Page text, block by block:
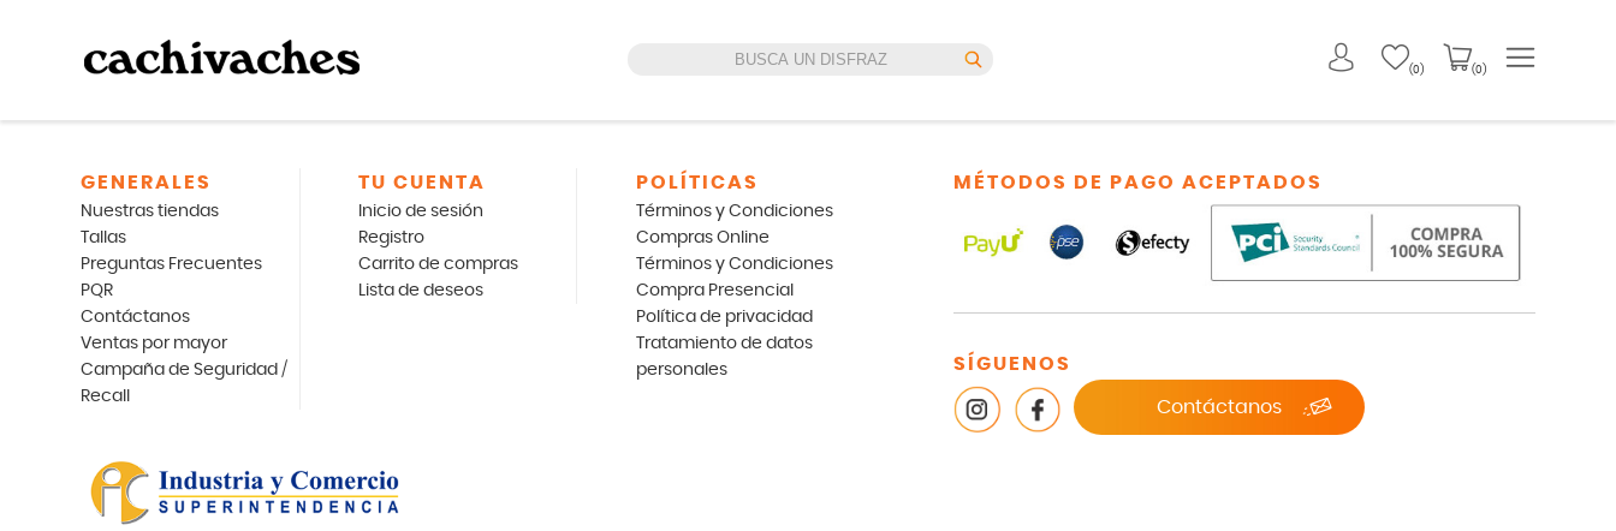
(0) (0)
GENERALES
Nuestras tiendas
Tallas
Preguntas Frecuentes
PQR
Contáctanos
Ventas por mayor
Campaña de Seguridad /
Recall
TU CUENTA
Inicio de sesión
Registro
Carrito de compras
Lista de deseos
POLÍTICAS
Términos y Condiciones
Compras Online
Términos y Condiciones
Compra Presencial
Política de privacidad
Tratamiento de datos
personales
MÉTODOS DE PAGO ACEPTADOS
SÍGUENOS
Contáctanos